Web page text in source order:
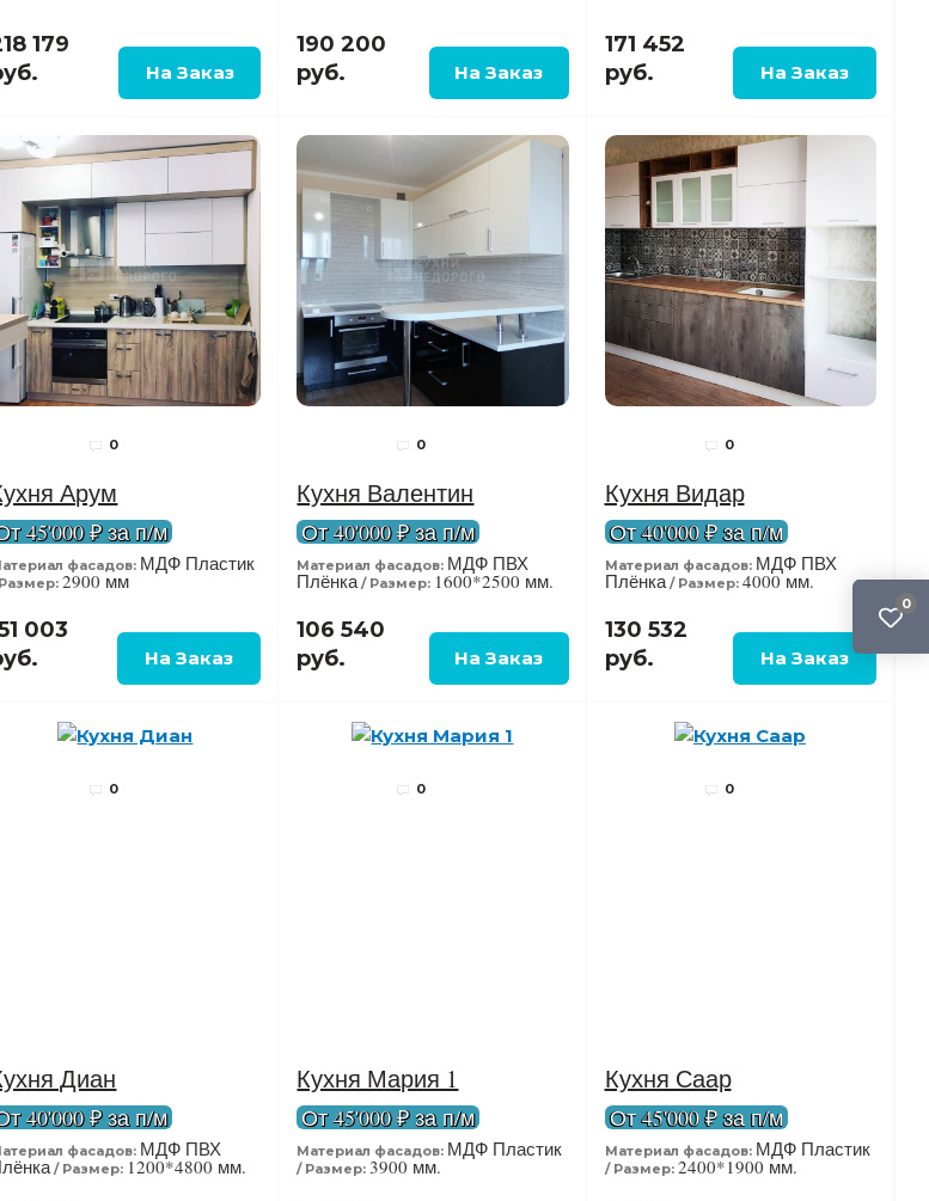
0
179
190 200
руб.
171 452
руб.
0
Арум
45'000 ₽ за п/м
фасадов: МДФ Пластик
Размер: 2900 мм
003
0
Кухня Валентин
От 40'000 ₽ за п/м
Материал фасадов: МДФ ПВХ
Плёнка Размер: 1600*2500 мм.
106 540
руб.
0
Кухня Видар
От 40'000 ₽ за п/м
Материал фасадов: МДФ ПВХ
Плёнка Размер: 4000 мм.
130 532
руб.
0
Диан
40'000 ₽ за п/м
фасадов: МДФ ПВХ
Размер: 1200*4800 мм.
0
Кухня Мария 1
От 45'000 ₽ за п/м
Материал фасадов: МДФ Пластик
Размер: 3900 мм.
0
Кухня Саар
От 45'000 ₽ за п/м
Материал фасадов: МДФ Пластик
Размер: 2400*1900 мм.